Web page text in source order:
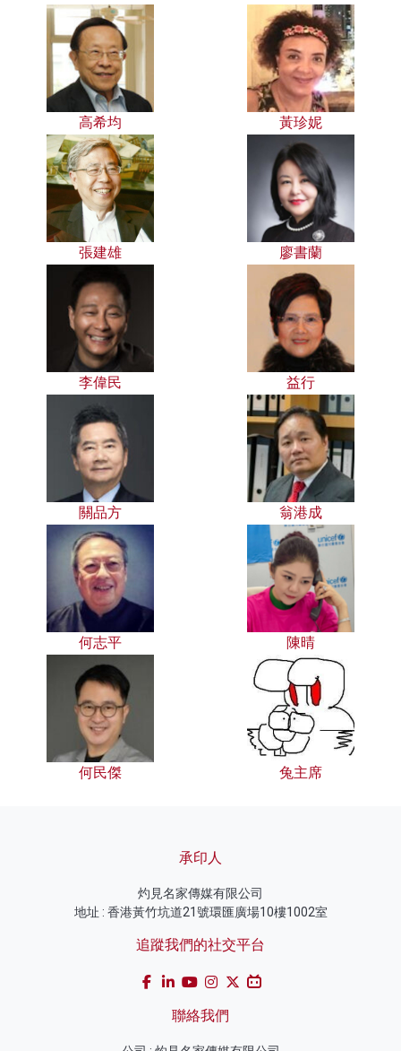
高希均 黃珍妮
張建雄 廖書蘭
李偉民 益行
關品方 翁港成
何志平 陳晴
何民傑 兔主席
承印人
灼見名家傳媒有限公司
地址 : 香港黃竹坑道21號環匯廣場10樓1002室
追蹤我們的社交平台
聯絡我們